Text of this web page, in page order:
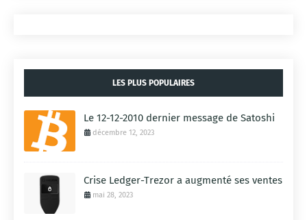
LES PLUS POPULAIRES
Le 12-12-2010 dernier message de Satoshi
décembre 12, 2023
Crise Ledger-Trezor a augmenté ses ventes
mai 28, 2023